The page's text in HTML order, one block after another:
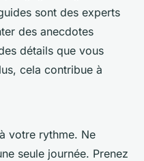
sont des experts
des anecdotes
détails que vous
cela contribue à
votre rythme. Ne
seule journée. Prenez